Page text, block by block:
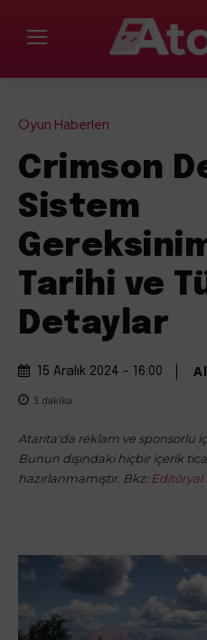
Oyun Haberleri
Crimson
Sistem
Tarihi ve
Detaylar
15 Aralık 2024 - 16:00
3 dakika
Atarita'da reklam ve sponsorlu
Bunun dışındaki hiçbir içerik
hazırlanmamıştır. Bkz: Editöryal